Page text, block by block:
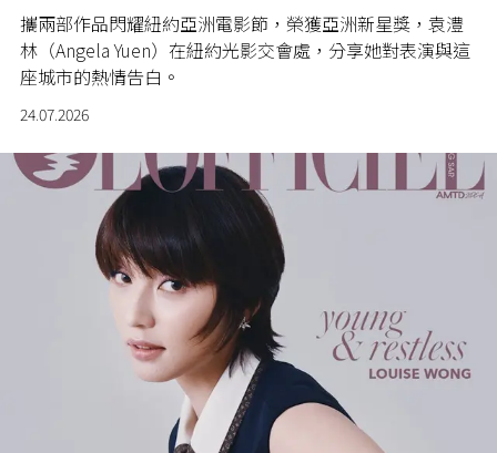
攜兩部作品閃耀紐約亞洲電影節，榮獲亞洲新星獎，袁澧
林（Angela Yuen）在紐約光影交會處，分享她對表演與這
座城市的熱情告白。
24.07.2026